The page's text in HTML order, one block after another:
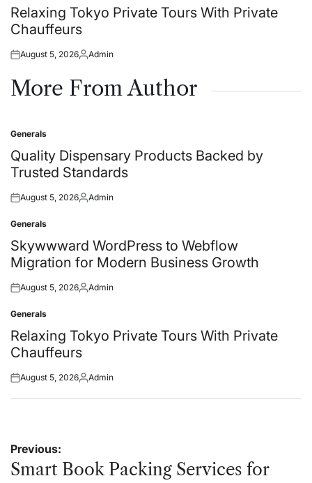
in
Relaxing Tokyo Private Tours With Private
Chauffeurs
Posted
August 5, 2026Posted
Admin
More From Author
Posted
in
Generals
Quality Dispensary Products Backed by
Trusted Standards
Posted
August 5, 2026Posted
Admin
Posted
in
Generals
Skywwward WordPress to Webflow
Migration for Modern Business Growth
Posted
August 5, 2026Posted
Admin
Posted
in
Generals
Relaxing Tokyo Private Tours With Private
Chauffeurs
Posted
August 5, 2026Posted
Admin
Post
navigation
Previous:
Smart Book Packing Services for